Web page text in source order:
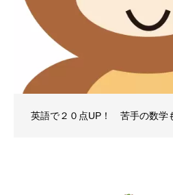
英語で２０点UP！ 苦手の数学